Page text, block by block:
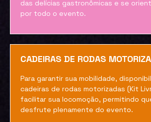
das delícias gastronômicas e se
por todo o evento.
CADEIRAS DE RODAS
Para garantir sua mobilidade,
cadeiras de rodas motorizadas (Kit
facilitar sua locomoção, permitindo
desfrute plenamente do evento.